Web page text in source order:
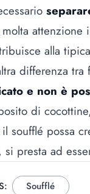
alla
differenza
e non è
di
soufflé possa
si presta ad
Soufflé